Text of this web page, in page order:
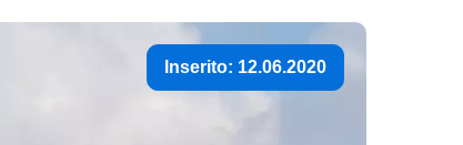
Inserito: 12.06.2020